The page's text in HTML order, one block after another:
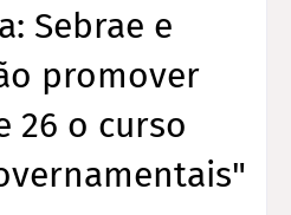
Sebrae e
promover
26 o curso